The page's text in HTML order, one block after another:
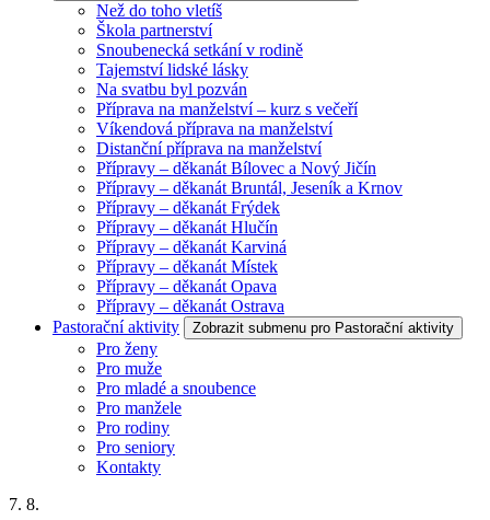
Než do toho vletíš
Škola partnerství
Snoubenecká setkání v rodině
Tajemství lidské lásky
Na svatbu byl pozván
Příprava na manželství – kurz s večeří
Víkendová příprava na manželství
Distanční příprava na manželství
Přípravy – děkanát Bílovec a Nový Jičín
Přípravy – děkanát Bruntál, Jeseník a Krnov
Přípravy – děkanát Frýdek
Přípravy – děkanát Hlučín
Přípravy – děkanát Karviná
Přípravy – děkanát Místek
Přípravy – děkanát Opava
Přípravy – děkanát Ostrava
Pastorační aktivity
Zobrazit submenu pro Pastorační aktivity
Pro ženy
Pro muže
Pro mladé a snoubence
Pro manžele
Pro rodiny
Pro seniory
Kontakty
7. 8.